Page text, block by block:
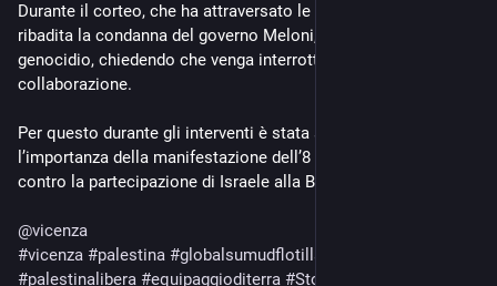
Durante il corteo, che ha attraversato le vie del centro, è stata
ribadita la condanna del governo Meloni, complice del
genocidio, chiedendo che venga interrotto ogni rapporto di
collaborazione.
Per questo durante gli interventi è stata sottolineata
l’importanza della manifestazione dell’8 maggio a Venezia,
contro la partecipazione di Israele alla Biennale.
@vicenza
#vicenza #palestina #globalsumudflotilla
#palestinalibera #equipaggioditerra #StopGenocidio